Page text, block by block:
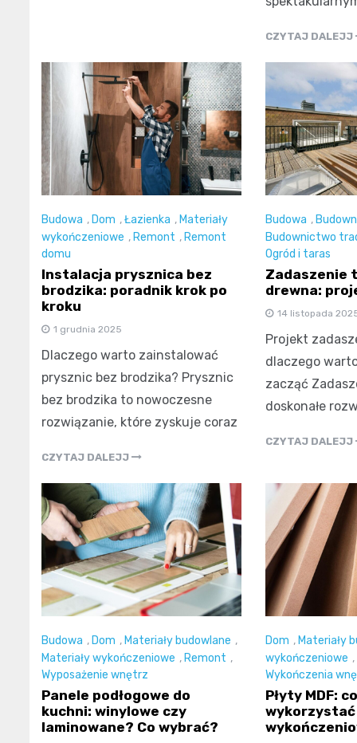
CZYTAJ DALEJJ
Budowa , Dom ,Łazienka , Materiały
wykończeniowe , Remont , Remont
domu
Instalacja prysznica bez
brodzika: poradnik krok po
kroku
1 grudnia 2025
Dlaczego warto zainstalować
prysznic bez brodzika? Prysznic
bez brodzika to nowoczesne
rozwiązanie, które zyskuje coraz
CZYTAJ DALEJJ
Budowa ,
Budownictwo
Ogród i taras
Zadaszenie
drewna:
14 listopada
Projekt
dlaczego
zacząć
doskonałe
CZYTAJ DALEJJ
Budowa , Dom , Materiały budowlane ,
Materiały wykończeniowe , Remont ,
Wyposażenie wnętrz
Panele podłogowe do
kuchni: winylowe czy
laminowane? Co wybrać?
Dom , Materiały
wykończeniowe ,
Wykończenia
Płyty MDF:
wykorzystać